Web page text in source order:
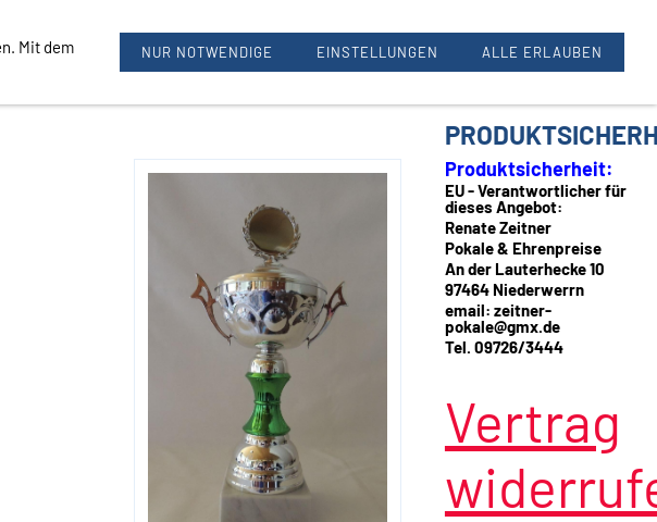
09726/3444 Renate Zeitner, 97464 Oberwerrn
Produktsicherheit:
EU - Verantwortlicher für
dieses Angebot:
Renate Zeitner
Pokale & Ehrenpreise
An der Lauterhecke 10
97464 Niederwerrn
email: zeitner-
pokale@gmx.de
Tel. 09726/3444
Vertrag
Mit dem
NUR NOTWENDIGE EINSTELLUNGEN ALLE ERLAUBEN